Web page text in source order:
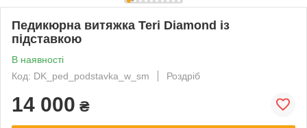
Педикюрна витяжка Teri Diamond із
підставкою
В наявності
Код: DK_ped_podstavka_w_sm
Роздріб
14 000 ₴